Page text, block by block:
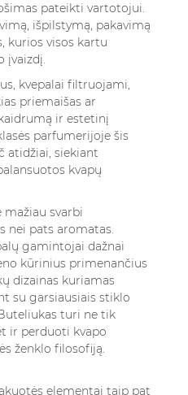
pateikti vartotojui.
išpilstymą, pakavimą
kurios visos kartu
įvaizdį.
kvepalai filtruojami,
priemaišas ar
ir estetinį
parfumerijoje šis
atidžiai, siekiant
kvapų
mažiau svarbi
nei pats aromatas.
gamintojai dažnai
kūrinius primenančius
dizainas kuriamas
su garsiausiais stiklo
turi ne tik
ir perduoti kvapo
ženklo filosofiją.
elementai taip pat